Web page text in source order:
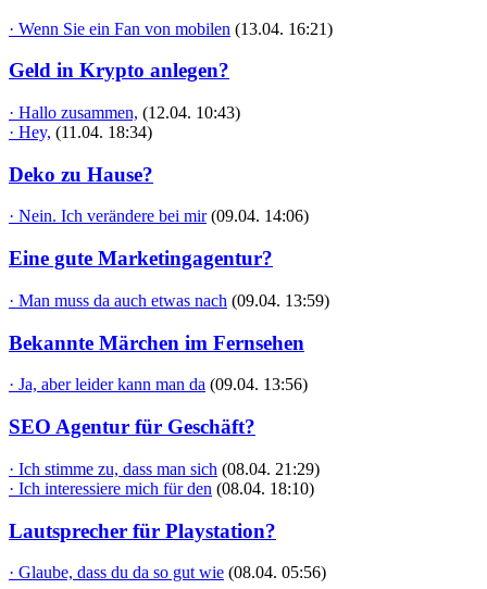
· Wenn Sie ein Fan von mobilen (13.04. 16:21)
Geld in Krypto anlegen?
· Hallo zusammen, (12.04. 10:43)
· Hey, (11.04. 18:34)
Deko zu Hause?
· Nein. Ich verändere bei mir (09.04. 14:06)
Eine gute Marketingagentur?
· Man muss da auch etwas nach (09.04. 13:59)
Bekannte Märchen im Fernsehen
· Ja, aber leider kann man da (09.04. 13:56)
SEO Agentur für Geschäft?
· Ich stimme zu, dass man sich (08.04. 21:29)
· Ich interessiere mich für den (08.04. 18:10)
Lautsprecher für Playstation?
· Glaube, dass du da so gut wie (08.04. 05:56)